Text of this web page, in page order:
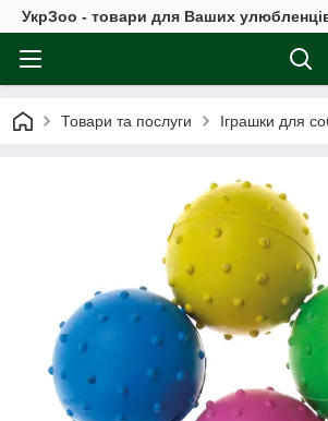
УкрЗоо - товари для Ваших
Товари та послуги Іграшки для